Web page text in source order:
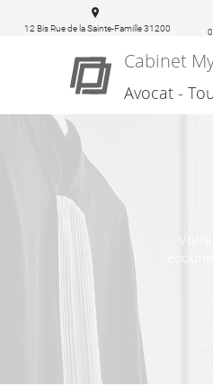
Cabinet
Avocat -
12 Bis Rue de la Sainte-Famille 31200